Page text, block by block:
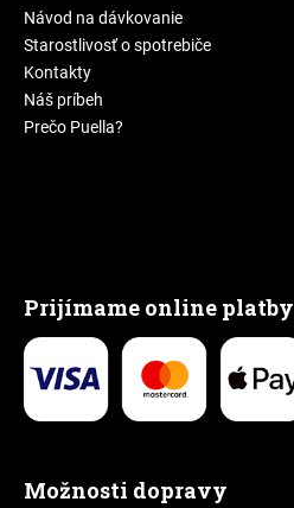
Návod na dávkovanie
Starostlivosť o spotrebiče
Kontakty
Náš príbeh
Prečo Puella?
Prijímame online platby
Možnosti dopravy